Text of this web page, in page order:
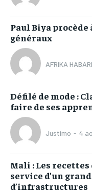
Paul Biya
généraux
AFRIKA HABARI
Défilé de mode :
faire de ses
Justimo - 4
Mali : Les
service d’un
d’infrastructures